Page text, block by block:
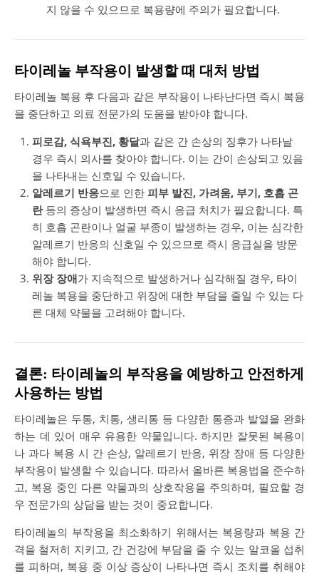
지 않을 수 있으므로 복용량에 주의가 필요합니다.
타이레놀 부작용이 발생할 때 대처 방법
타이레놀 복용 후 다음과 같은 부작용이 나타난다면 즉시 복용
을 중단하고 의료 전문가의 도움을 받아야 합니다.
피로감, 식욕부진, 황달과 같은 간 손상의 징후가 나타날
경우 즉시 의사를 찾아야 합니다. 이는 간이 손상되고 있음
을 나타내는 신호일 수 있습니다.
알레르기 반응으로 인한 피부 발진, 가려움, 부기, 호흡 곤
란등의 증상이 발생하면 즉시 응급 처치가 필요합니다. 특
히 호흡 곤란이나 얼굴 부종이 발생하는 경우, 이는 심각한
알레르기 반응의 신호일 수 있으므로 즉시 응급실을 방문
해야 합니다.
위장 장애가 지속적으로 발생하거나 심각해질 경우, 타이
레놀 복용을 중단하고 위장에 대한 부담을 줄일 수 있는 다
른 대체 약물을 고려해야 합니다.
결론: 타이레놀의 부작용을 예방하고 안전하게
사용하는 방법
타이레놀은 두통, 치통, 생리통 등 다양한 통증과 발열을 완화
하는 데 있어 매우 유용한 약물입니다. 하지만 잘못된 복용이
나 과다 복용 시 간 손상, 알레르기 반응, 위장 장애 등 다양한
부작용이 발생할 수 있습니다. 따라서 올바른 복용법을 준수하
고, 복용 중인 다른 약물과의 상호작용을 주의하며, 필요할 경
우 전문가의 상담을 받는 것이 중요합니다.
타이레놀의 부작용을 최소화하기 위해서는 복용량과 복용 간
격을 철저히 지키고, 간 건강에 부담을 줄 수 있는 알코올 섭취
를 피하며, 복용 중 이상 증상이 나타나면 즉시 조치를 취해야